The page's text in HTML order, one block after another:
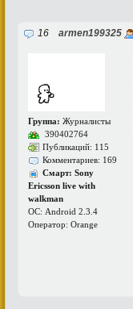
16 armen199325
Группа: Журналисты
390402764
Публикаций: 115
Комментариев: 169
Смарт: Sony
Ericsson live with
walkman
ОС: Android 2.3.4
Оператор: Orange